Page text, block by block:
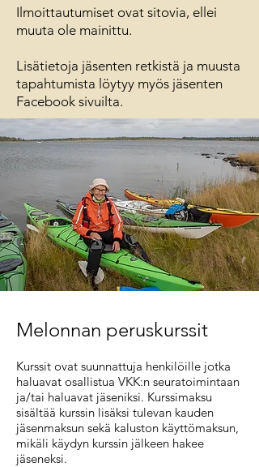
Ilmoittautumiset ovat sitovia, ellei
muuta ole mainittu.
Lisätietoja jäsenten retkistä ja muusta
tapahtumista löytyy myös jäsenten
Facebook sivuilta.
Melonnan peruskurssit
Kurssit ovat suunnattuja henkilöille jotka
haluavat osallistua VKK:n seuratoimintaan
ja/tai haluavat jäseniksi. Kurssimaksu
sisältää kurssin lisäksi tulevan kauden
jäsenmaksun sekä kaluston käyttömaksun,
mikäli käydyn kurssin jälkeen hakee
jäseneksi.